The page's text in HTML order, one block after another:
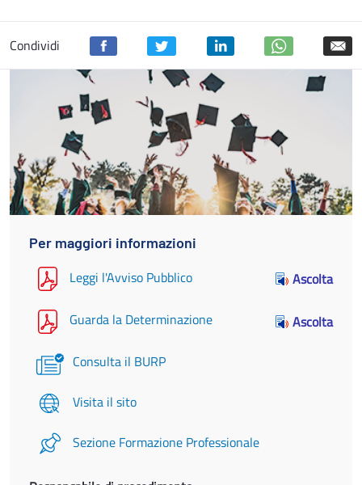
Condividi
Per maggiori informazioni
Leggi l'Avviso Pubblico Ascolta
Guarda la Determinazione Ascolta
Consulta il BURP
Visita il sito
Sezione Formazione Professionale